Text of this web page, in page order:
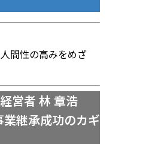
間性の高みをめざ
営者 林 章浩
継承成功のカギ